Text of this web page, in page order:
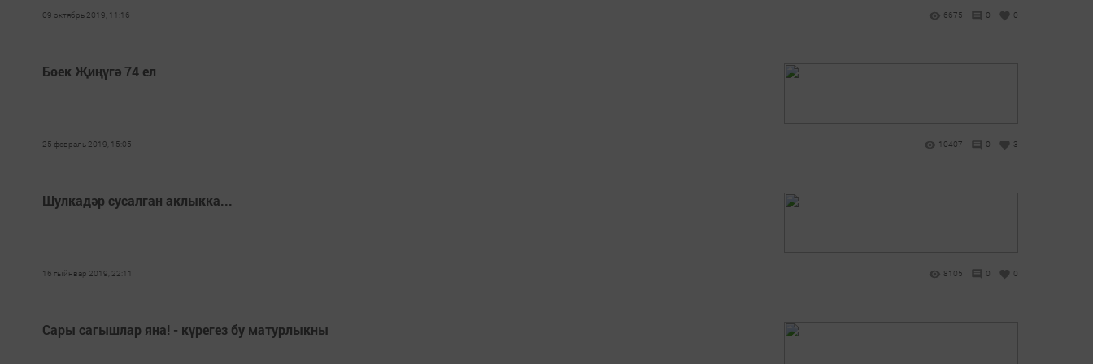
09 октябрь 2019, 11:16 6675 0 0
Бөек Җиңүгә 74 ел
25 февраль 2019, 15:05 10407 0 3
Шулкадәр сусалган аклыкка...
16 гыйнвар 2019, 22:11 8105 0 0
Сары сагышлар яна! - күрегез бу матурлыкны